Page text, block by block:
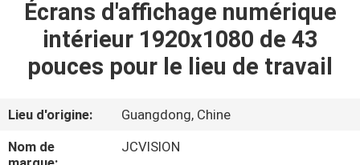
MAISON
PRODUITS
Reserved.Écrans d'affichage numérique
intérieur 1920x1080 de 43
pouces pour le lieu de travail
Lieu d'origine:
Guangdong, Chine
Nom de
JCVISION